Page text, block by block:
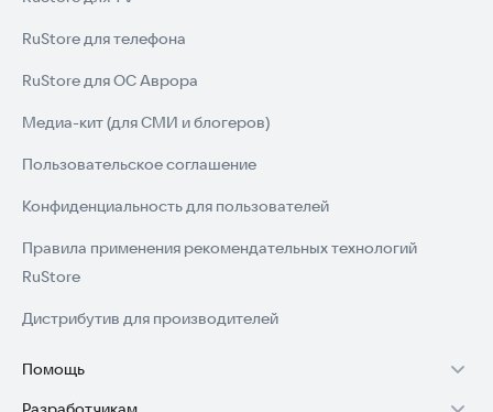
RuStore для телефона
RuStore для ОС Аврора
Медиа-кит (для СМИ и блогеров)
Пользовательское соглашение
Конфиденциальность для пользователей
Правила применения рекомендательных технологий
RuStore
Дистрибутив для производителей
Помощь